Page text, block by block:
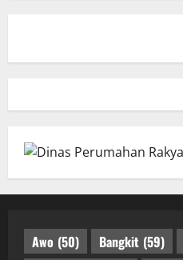
Awo (50) Bangkit (59)